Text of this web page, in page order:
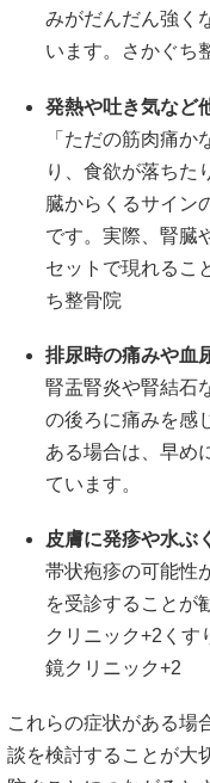
みがだんだん強 く
い ます。 さかぐち
発熱や吐き気など
「 ただの筋肉痛か
り、 食欲が落ちた
臓から くるサイン
です。 実際、 腎臓
セット で現れる こ
ち整骨院
排尿時の痛みや血
腎盂腎炎や腎結石
の後ろに痛みを感
ある場合は、 早め
てい ます。
皮膚に発疹や水ぶ く
帯状疱疹の可能性
を受診する こと が
クリニック+2 くす
鏡クリニック+2
これらの症状がある場
談を検討する こと が大